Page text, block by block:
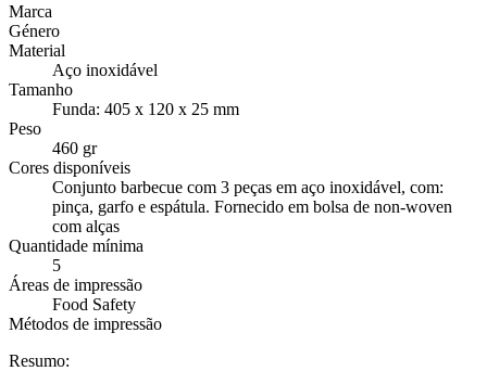
Marca
Género
Material
Aço inoxidável
Tamanho
Funda: 405 x 120 x 25 mm
Peso
460 gr
Cores disponíveis
Conjunto barbecue com 3 peças em aço inoxidável, com:
pinça, garfo e espátula. Fornecido em bolsa de non-woven
com alças
Quantidade mínima
5
Áreas de impressão
Food Safety
Métodos de impressão
Resumo: